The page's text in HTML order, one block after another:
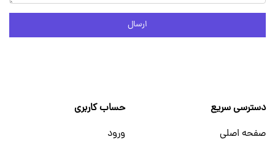
ارسال
دسترسی سریع
صفحه اصلی
حساب کاربری
ورود